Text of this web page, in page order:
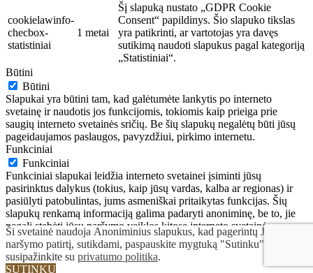
Ši svetainė naudoja Anoniminius slapukus, kad pagerintų Jūsų
naršymo patirtį, sutikdami, paspauskite mygtuką "Sutinku" arba
susipažinkite su privatumo politika.
SUTINKU
cookielawinfo-
checbox-
statistiniai
1 metai
Šį slapuką nustato „GDPR Cookie
Consent“ papildinys. Šio slapuko tikslas
yra patikrinti, ar vartotojas yra davęs
sutikimą naudoti slapukus pagal kategoriją
„Statistiniai“.
Būtini
Būtini
Slapukai yra būtini tam, kad galėtumėte lankytis po interneto
svetainę ir naudotis jos funkcijomis, tokiomis kaip prieiga prie
saugių interneto svetainės sričių. Be šių slapukų negalėtų būti jūsų
pageidaujamos paslaugos, pavyzdžiui, pirkimo internetu.
Funkciniai
Funkciniai
Funkciniai slapukai leidžia interneto svetainei įsiminti jūsų
pasirinktus dalykus (tokius, kaip jūsų vardas, kalba ar regionas) ir
pasiūlyti patobulintas, jums asmeniškai pritaikytas funkcijas. Šių
slapukų renkamą informaciją galima padaryti anoniminę, be to, jie
negali stebėti jūsų naršymo veiklos kitose interneto svetainėse.
IŠSAUGOTI IR SUTIKTI